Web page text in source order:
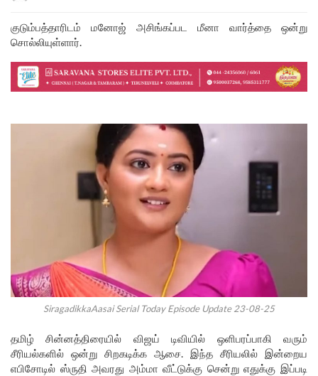
குடும்பத்தாரிடம் மனோஜ் அசிங்கப்பட மீனா வார்த்தை ஒன்று
சொல்லியுள்ளார்.
SiragadikkaAasai Serial Today Episode Update 23-08-25
தமிழ் சின்னத்திரையில் விஜய் டிவியில் ஒளிபரப்பாகி வரும்
சீரியல்களில் ஒன்று சிறகடிக்க ஆசை. இந்த சீரியலில் இன்றைய
எபிசோடில் ஸ்ருதி அவரது அம்மா வீட்டுக்கு சென்று எதுக்கு இப்படி